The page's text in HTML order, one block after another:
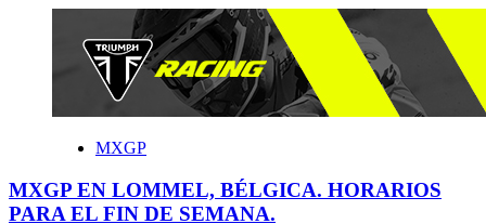
MXGP
MXGP EN LOMMEL, BÉLGICA. HORARIOS
PARA EL FIN DE SEMANA.